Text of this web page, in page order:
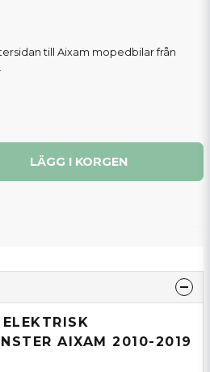
till Aixam mopedbilar från
LÄGG I KORGEN
AIXAM 2010-2019